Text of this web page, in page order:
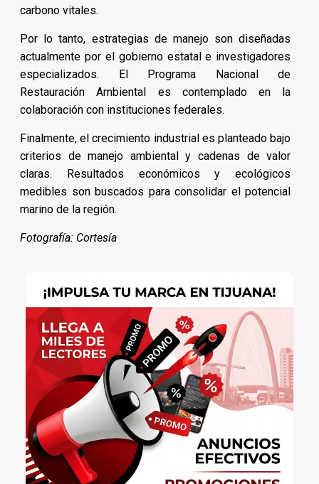
carbono vitales.
Por lo tanto, estrategias de manejo son diseñadas
actualmente por el gobierno estatal e investigadores
especializados. El Programa Nacional de
Restauración Ambiental es contemplado en la
colaboración con instituciones federales.
Finalmente, el crecimiento industrial es planteado bajo
criterios de manejo ambiental y cadenas de valor
claras. Resultados económicos y ecológicos
medibles son buscados para consolidar el potencial
marino de la región.
Fotografía: Cortesía